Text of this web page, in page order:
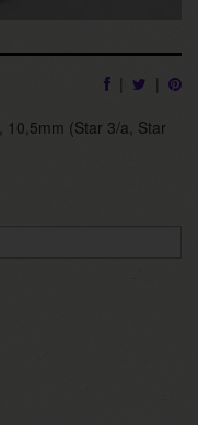
|
|
10,5mm (Star 3/a, Star